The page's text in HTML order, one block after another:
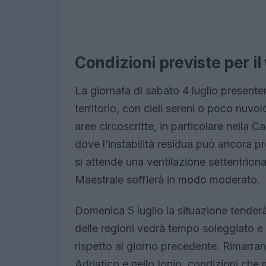
Condizioni previste per il
La giornata di sabato 4 luglio
territorio, con cieli sereni o poco
aree circoscritte, in particolare nella
dove l’instabilità residua può ancora
si attende una ventilazione
Maestrale soffierà in modo moderato.
Domenica 5 luglio la situazione
delle regioni vedrà tempo soleggiato
rispetto al giorno precedente.